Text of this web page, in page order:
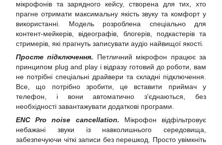
мікрофонів та зарядного кейсу, створена для тих, хто
прагне отримати максимальну якість звуку та комфорт у
використанні. Модель розроблена спеціально для
контент-мейкерів, відеографів, блогерів, подкастерів та
стримерів, які прагнуть записувати аудіо найвищої якості.
Просте підключення. Петличний мікрофон працює за
принципом plug and play і відразу готовий до роботи, вам
не потрібні спеціальні драйвери та складні підключення.
Все, що потрібно зробити, це вставити приймач у
телефон, і вони автоматично з'єднаються, без
необхідності завантажувати додаткові програми.
ENC Pro noise cancellation. Мікрофон відфільтровує
небажані звуки із навколишнього середовища,
забезпечуючи чіткі записи без перешкод. Просто увімкніть